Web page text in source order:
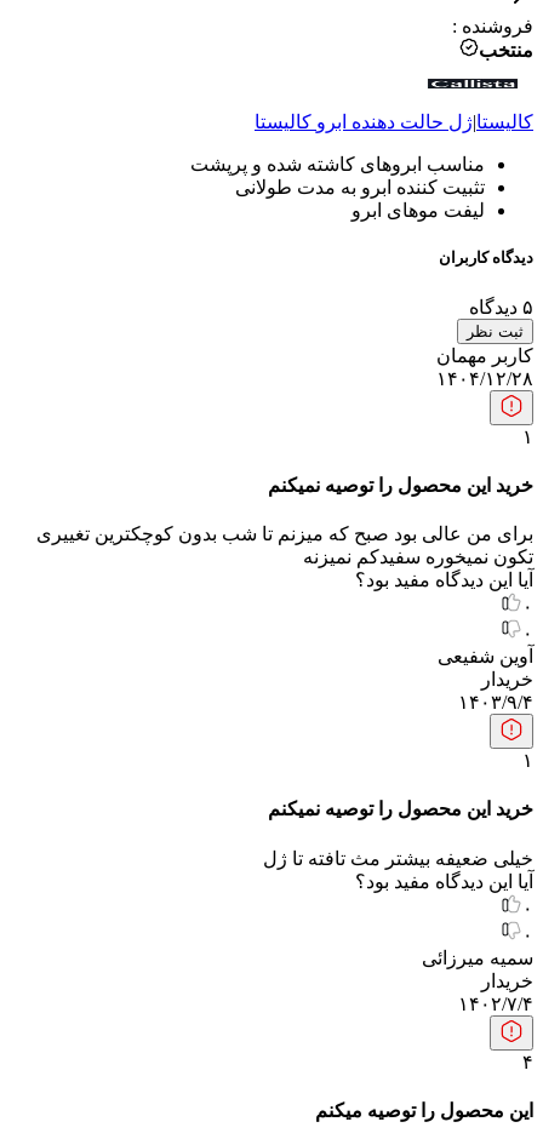
فروشنده :
منتخب
کالیستا|ژل حالت دهنده ابرو کالیستا
مناسب ابروهای کاشته شده و پرپشت
تثبیت کننده ابرو به مدت طولانی
لیفت موهای ابرو
دیدگاه کاربران
۵ دیدگاه
ثبت نظر
کاربر مهمان
۱۴۰۴/۱۲/۲۸
۱
خرید این محصول را توصیه نمیکنم
برای من عالی بود صبح که میزنم تا شب بدون کوچکترین تغییری
تکون نمیخوره سفیدکم نمیزنه
آیا این دیدگاه مفید بود؟
۰
۰
آوین شفیعی
خریدار
۱۴۰۳/۹/۴
۱
خرید این محصول را توصیه نمیکنم
خیلی ضعیفه بیشتر مث تافته تا ژل
آیا این دیدگاه مفید بود؟
۰
۰
سمیه میرزائی
خریدار
۱۴۰۲/۷/۴
۴
این محصول را توصیه میکنم